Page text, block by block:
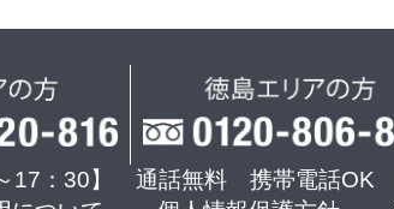
～17：30】 通話無料 携帯電話OK